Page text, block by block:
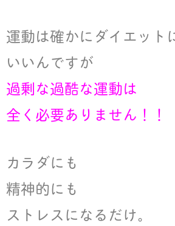
運動は確かにダイエット
いいんですが
過剰な過酷な運動は
全く必要ありません！！
カラダにも
精神的にも
ストレスになるだけ。